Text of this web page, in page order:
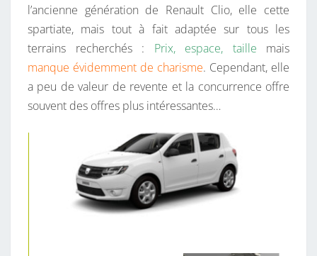
l’ancienne génération de Renault Clio, elle cette
spartiate, mais tout à fait adaptée sur tous les
terrains recherchés : Prix, espace, taille mais
manque évidemment de charisme. Cependant, elle
a peu de valeur de revente et la concurrence offre
souvent des offres plus intéressantes…